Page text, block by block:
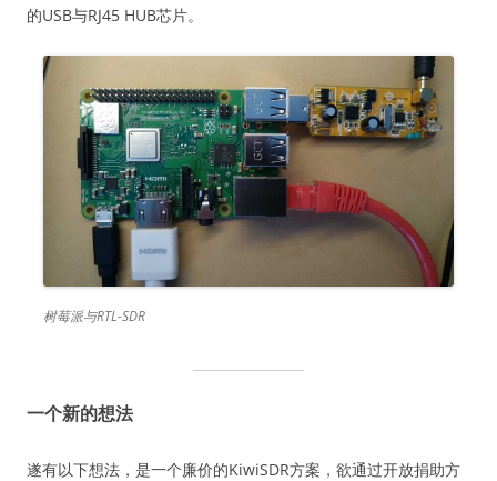
的USB与RJ45 HUB芯片。
树莓派与RTL-SDR
一个新的想法
遂有以下想法，是一个廉价的KiwiSDR方案，欲通过开放捐助方